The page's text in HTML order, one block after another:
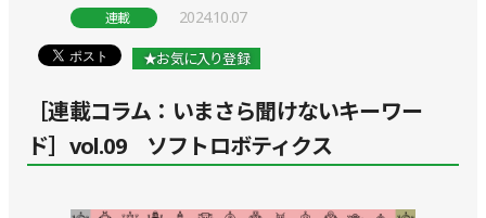
連載 2024.10.07
★お気に入り登録
［連載コラム：いまさら聞けないキーワー
ド］vol.09 ソフトロボティクス